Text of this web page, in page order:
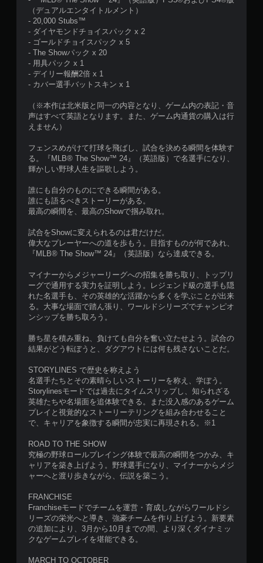
（デュアルエンタイトルメント）
- 20,000 Stubs™
- ダイヤモンドチョイスパック x 2
- ゴールドチョイスパック x 5
- The Showパック x 20
- 用具パック x 1
- デイリー報酬2倍 x 1
- カバー選手バットスキン x 1
（※本作は北米版と同一の内容となり、ゲーム内の表記・音
声はすべて英語となります。また、ゲーム内通貨の購入は行
えません）
フェンスめがけて打球を飛ばし、試合を決める瞬間を体験す
る。『MLB® The Show™ 24』（英語版）で名選手になり、
輝かしい野球人生を謳歌しよう。
誰にも自分のものにできる瞬間がある。
誰にも語るべきストーリーがある。
最高の瞬間を、最高のShowで掴み取れ。
試合をShowに変えられるのは君だけだ。
偉大なプレーヤーへの道を歩もう。目指すものが何であれ、
『MLB® The Show™ 24』（英語版）なら達成できる。
マイナーからメジャーリーグへの招集を勝ち取り、トップリ
ーグで通用する実力を証明しよう。レジェンド級の選手も隠
れた名選手も、その英雄的な活躍から多くを学ぶことが出来
る。大事な場面で踏ん張り、ワールドシリーズでチャンピオ
ンシップを勝ち取ろう。
勝ち星を積み重ね、負けても自分を奮い立たせよう。試合の
結果がどう転ぼうと、ダグアウトには何も残さないことだ。
STORYLINES で歴史を称えよう
名選手たちとその素晴らしいストーリーを称え、学ぼう。
Storylinesモードでは過去にタイムスリップし、知られざる
英雄たちや名場面を追体験できる。また没入感のあるゲーム
プレイと視覚的なストーリーテリングを組み合わせること
で、キャリアを象徴する瞬間が忠実に再現される。※1
ROAD TO THE SHOW
究極の野球ロールプレイング体験で最高の瞬間をつかみ、キ
ャリアを築き上げよう。野球選手になり、マイナーからメジ
ャーへと渡り歩きながら、伝説を築こう。
FRANCHISE
Franchiseモードでチームを運営・育成しながらワールドシ
リーズの栄光へと導き、強豪チームを作り上げよう。新要素
の追加により、3月から10月までの間、より深くダイナミッ
クなゲームプレイを堪能できる。
MARCH TO OCTOBER